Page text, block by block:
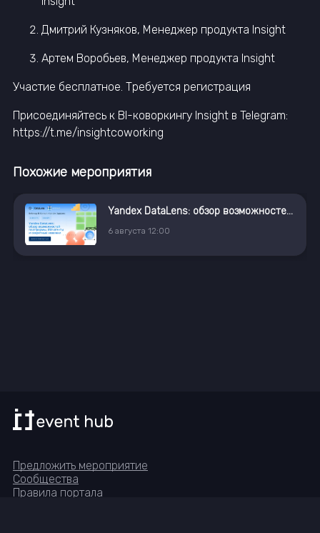
Дмитрий Кузняков, Менеджер продукта Insight
Артем Воробьев, Менеджер продукта Insight
Участие бесплатное. Требуется регистрация
Присоединяйтесь к BI-коворкингу Insight в Telegram:
https://t.me/insightcoworking
Похожие мероприятия
Yandex DataLens: обзор возможностей платформы, ИИ-агенты и секретные новинки
6 августа 12:00
Предложить мероприятие
Сообщества
Правила портала